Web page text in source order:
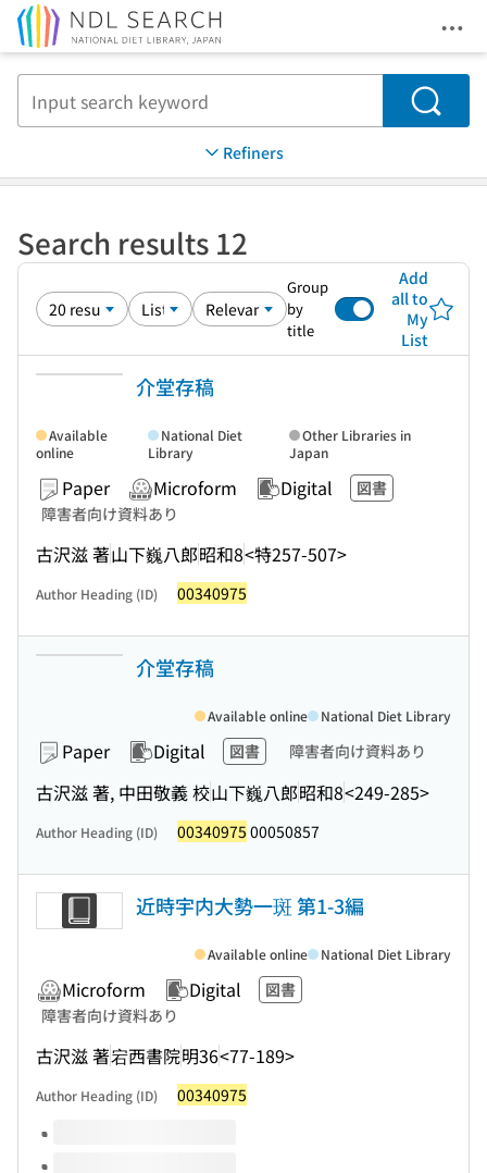
Search
Refiners
Search results 12
Group
by
title
Add
all to
My
List
介堂存稿
Paper Microform Digital
図書
障害者向け資料あり
古沢滋 著山下巍八郎昭和8<特257-507>
Available
online
National Diet
Library
Other Libraries in
Japan
Author Heading (ID) 00340975
介堂存稿
Paper Digital 図書 障害者向け資料あり
古沢滋 著, 中田敬義 校山下巍八郎昭和8<249-285>
Available online National Diet Library
Author Heading (ID) 00340975 00050857
近時宇内大勢一斑 第1-3編
Microform Digital
図書
障害者向け資料あり
古沢滋 著宕西書院明36<77-189>
Available online National Diet Library
Author Heading (ID) 00340975
Volumes of this title